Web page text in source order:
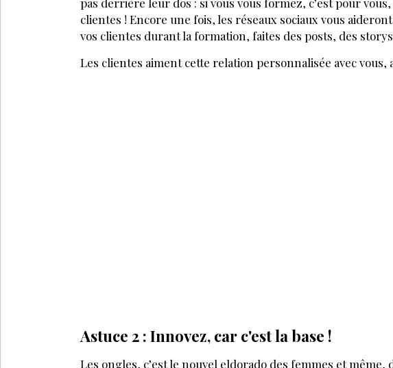
À DÉCOUVRIR
les soins des mains et
manucures venus
d’ailleurs
pour prendre soin
des ongles